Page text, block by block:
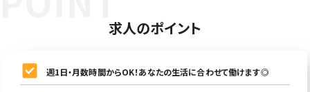
求人のポイント
週1日・月数時間からOK！あなたの生活に合わせて働けます◎